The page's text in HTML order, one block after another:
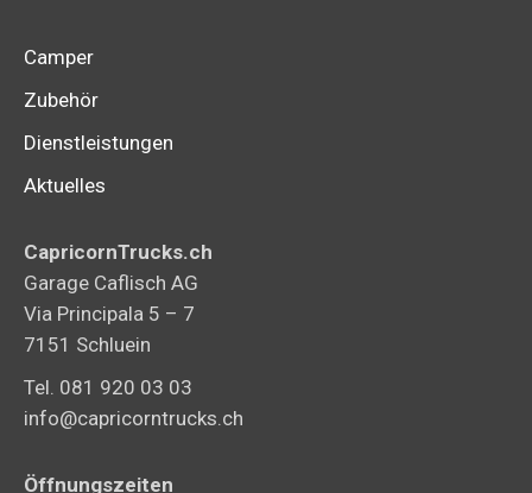
Camper
Zubehör
Dienstleistungen
Aktuelles
CapricornTrucks.ch
Garage Caflisch AG
Via Principala 5 – 7
7151 Schluein
Tel. 081 920 03 03
info@capricorntrucks.ch
Öffnungszeiten